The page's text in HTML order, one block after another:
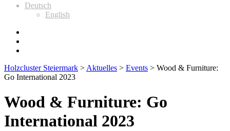
Deutsch
English
Holzcluster Steiermark > Aktuelles > Events > Wood & Furniture:
Go International 2023
Wood & Furniture: Go
International 2023